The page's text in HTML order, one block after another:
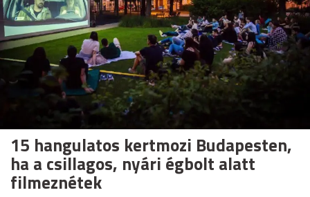
15 hangulatos kertmozi Budapesten,
ha a csillagos, nyári égbolt alatt
filmeznétek